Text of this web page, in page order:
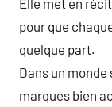
Elle met en
pour que
quelque part.
Dans un monde
marques bien